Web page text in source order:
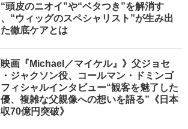
頭皮のニオイ”や“ベタつき”を解消す
“ウィッグのスペシャリスト”が生み出
た徹底ケアとは
映画『Michael／マイケル』》父ジョセ
ジャクソン役、コールマン・ドミンゴ
ィシャルインタビュー“観客を魅了した
、複雑な父親像への想いを語る”《日本
70億円突破》